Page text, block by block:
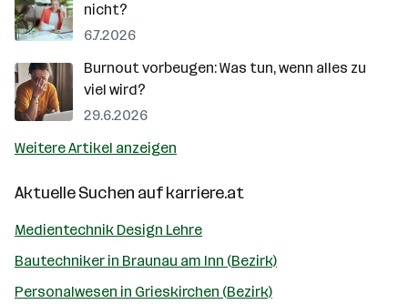
nicht?
6.7.2026
Burnout vorbeugen: Was tun, wenn alles zu
viel wird?
29.6.2026
Weitere Artikel anzeigen
Aktuelle Suchen aufkarriere.at
Medientechnik Design Lehre
Bautechniker in Braunau am Inn (Bezirk)
Personalwesen in Grieskirchen (Bezirk)